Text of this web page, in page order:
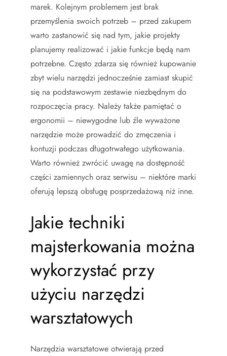
marek. Kolejnym problemem jest brak
przemyślenia swoich potrzeb – przed zakupem
warto zastanowić się nad tym, jakie projekty
planujemy realizować i jakie funkcje będą nam
potrzebne. Często zdarza się również kupowanie
zbyt wielu narzędzi jednocześnie zamiast skupić
się na podstawowym zestawie niezbędnym do
rozpoczęcia pracy. Należy także pamiętać o
ergonomii – niewygodne lub źle wyważone
narzędzie może prowadzić do zmęczenia i
kontuzji podczas długotrwałego użytkowania.
Warto również zwrócić uwagę na dostępność
części zamiennych oraz serwisu – niektóre marki
oferują lepszą obsługę posprzedażową niż inne.
Jakie techniki
majsterkowania można
wykorzystać przy
użyciu narzędzi
warsztatowych
Narzędzia warsztatowe otwierają przed